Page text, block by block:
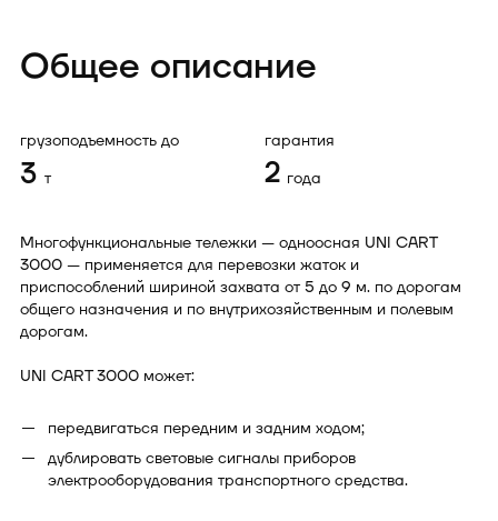
Общее описание
грузоподъемность до
3 т
гарантия
2 года
Многофункциональные тележки — одноосная UNI CART
3000 — применяется для перевозки жаток и
приспособлений шириной захвата от 5 до 9 м. по дорогам
общего назначения и по внутрихозяйственным и полевым
дорогам.
UNI CART 3000 может:
передвигаться передним и задним ходом;
дублировать световые сигналы приборов
электрооборудования транспортного средства.